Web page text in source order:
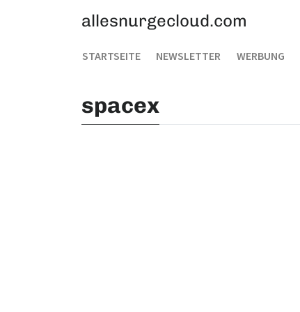
allesnurgecloud.com
STARTSEITE NEWSLETTER WERBUNG
spacex